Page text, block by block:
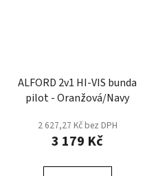
ALFORD 2v1 HI-VIS bunda
pilot - Oranžová/Navy
2 627,27 Kč bez DPH
3 179 Kč